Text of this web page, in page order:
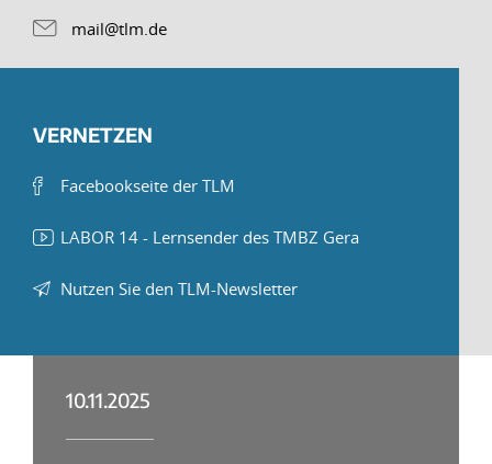
mail@tlm.de
VERNETZEN
Facebookseite der TLM
LABOR 14 - Lernsender des TMBZ Gera
Nutzen Sie den TLM-Newsletter
10.11.2025